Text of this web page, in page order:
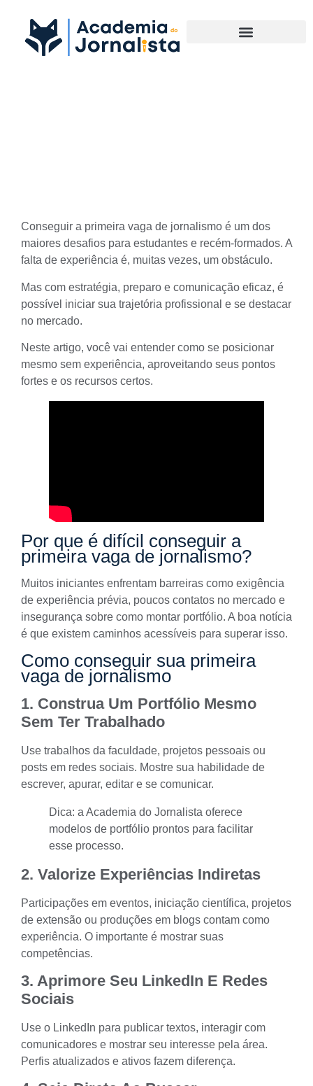
Conseguir a primeira vaga de jornalismo é um dos
maiores desafios para estudantes e recém-formados. A
falta de experiência é, muitas vezes, um obstáculo.
Mas com estratégia, preparo e comunicação eficaz, é
possível iniciar sua trajetória profissional e se destacar
no mercado.
Neste artigo, você vai entender como se posicionar
mesmo sem experiência, aproveitando seus pontos
fortes e os recursos certos.
Por que é difícil conseguir a
primeira vaga de jornalismo?
Muitos iniciantes enfrentam barreiras como exigência
de experiência prévia, poucos contatos no mercado e
insegurança sobre como montar portfólio. A boa notícia
é que existem caminhos acessíveis para superar isso.
Como conseguir sua primeira
vaga de jornalismo
1. Construa Um Portfólio Mesmo
Sem Ter Trabalhado
Use trabalhos da faculdade, projetos pessoais ou
posts em redes sociais. Mostre sua habilidade de
escrever, apurar, editar e se comunicar.
Dica: a Academia do Jornalista oferece
modelos de portfólio prontos para facilitar
esse processo.
2. Valorize Experiências Indiretas
Participações em eventos, iniciação científica, projetos
de extensão ou produções em blogs contam como
experiência. O importante é mostrar suas
competências.
3. Aprimore Seu LinkedIn E Redes
Sociais
Use o LinkedIn para publicar textos, interagir com
comunicadores e mostrar seu interesse pela área.
Perfis atualizados e ativos fazem diferença.